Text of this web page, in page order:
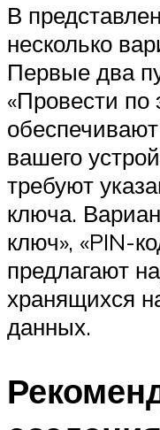
В
несколько
Первые два
«Провести по
вашего
требуют
ключа.
ключ», «PIN-
предлагают
хранящихся
данных.